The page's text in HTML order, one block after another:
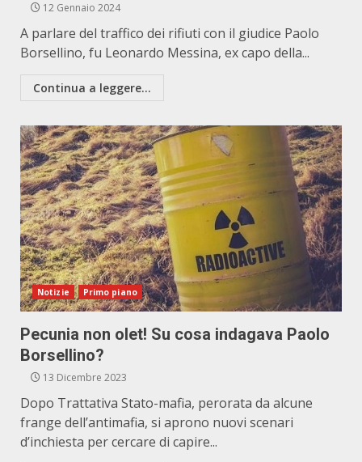
12 Gennaio 2024
A parlare del traffico dei rifiuti con il giudice Paolo
Borsellino, fu Leonardo Messina, ex capo della...
Continua a leggere...
Notizie Primo piano
Pecunia non olet! Su cosa indagava Paolo
Borsellino?
13 Dicembre 2023
Dopo Trattativa Stato-mafia, perorata da alcune
frange dell’antimafia, si aprono nuovi scenari
d’inchiesta per cercare di capire...